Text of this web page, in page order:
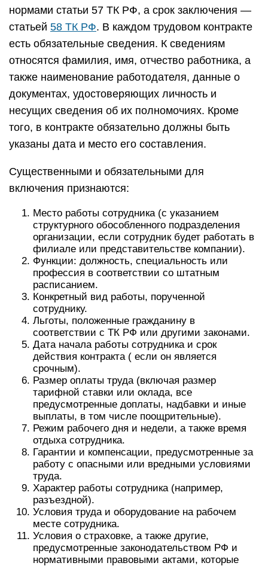
нормами статьи 57 ТК РФ, а срок заключения —
статьей 58 ТК РФ. В каждом трудовом контракте
есть обязательные сведения. К сведениям
относятся фамилия, имя, отчество работника, а
также наименование работодателя, данные о
документах, удостоверяющих личность и
несущих сведения об их полномочиях. Кроме
того, в контракте обязательно должны быть
указаны дата и место его составления.
Существенными и обязательными для
включения признаются:
Место работы сотрудника (с указанием
структурного обособленного подразделения
организации, если сотрудник будет работать в
филиале или представительстве компании).
Функции: должность, специальность или
профессия в соответствии со штатным
расписанием.
Конкретный вид работы, порученной
сотруднику.
Льготы, положенные гражданину в
соответствии с ТК РФ или другими законами.
Дата начала работы сотрудника и срок
действия контракта ( если он является
срочным).
Размер оплаты труда (включая размер
тарифной ставки или оклада, все
предусмотренные доплаты, надбавки и иные
выплаты, в том числе поощрительные).
Режим рабочего дня и недели, а также время
отдыха сотрудника.
Гарантии и компенсации, предусмотренные за
работу с опасными или вредными условиями
труда.
Характер работы сотрудника (например,
разъездной).
Условия труда и оборудование на рабочем
месте сотрудника.
Условия о страховке, а также другие,
предусмотренные законодательством РФ и
нормативными правовыми актами, которые